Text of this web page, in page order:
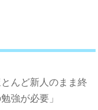
んど新人のまま終
強が必要」